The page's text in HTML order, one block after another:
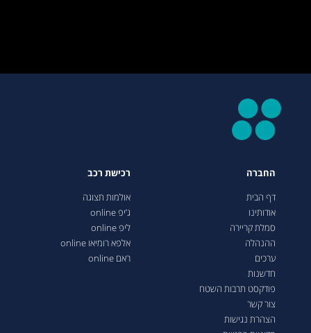
החברה
דף הבית
אודותינו
סמלת קריירה
ההנהלה
ערכים
חדשנות
פודקסט תרבות השטח
צור קשר
הצהרת נגישות
רכישת רכב
אולמות תצוגה
ג’יפ online
ליפ online
אלפא רומיאו online
ראם online